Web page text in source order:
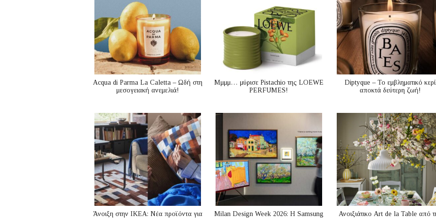
Acqua di Parma La Caletta – Ωδή στη
μεσογειακή ανεμελιά!
Μμμμ… μύρισε Pistachio της LOEWE
PERFUMES!
Diptyque – Το εμβληματικό κερί
αποκτά δεύτερη ζωή!
Άνοιξη στην ΙΚΕΑ: Νέα προϊόντα για Milan Design Week 2026: Η Samsung Ανοιξιάτικο Art de la Table από